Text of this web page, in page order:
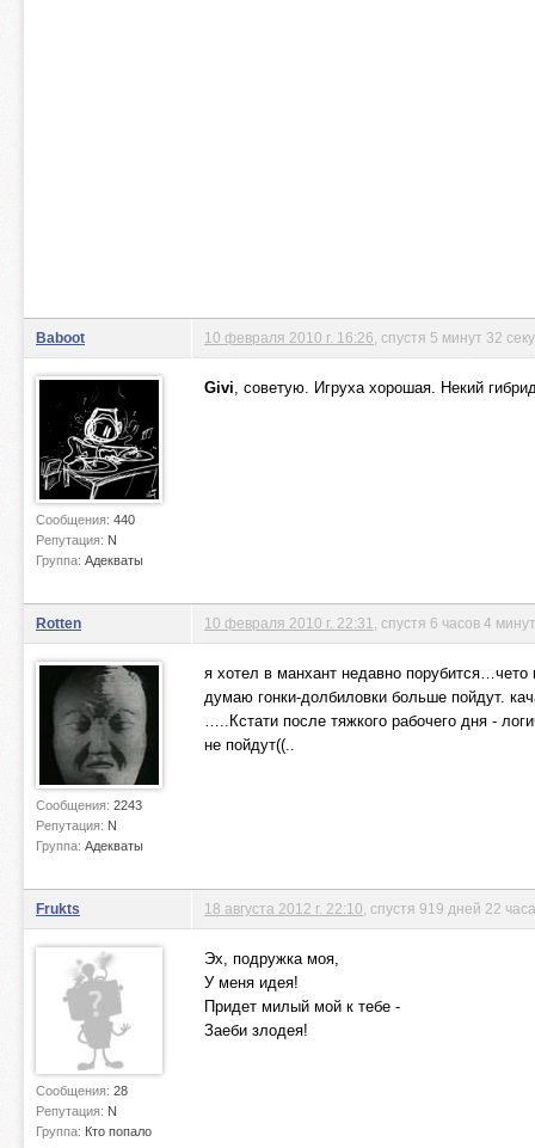
Baboot
Сообщения: 440
Репутация: N
Группа: Адекваты
10 февраля 2010 г. 16:26 , спустя 5 минут 32
Givi, советую. Игруха хорошая. Некий
Rotten
Сообщения: 2243
Репутация: N
Группа: Адекваты
10 февраля 2010 г. 22:31 , спустя 6 часов 4
я хотел в манхант недавно порубится…чето
думаю гонки-долбиловки больше пойдут.
…..Кстати после тяжкого рабочего дня -
не пойдут((..
Frukts
Сообщения: 28
Репутация: N
Группа: Кто попало
18 августа 2012 г. 22:10 , спустя 919 дней 22
Эх, подружка моя,
У меня идея!
Придет милый мой к тебе -
Заеби злодея!